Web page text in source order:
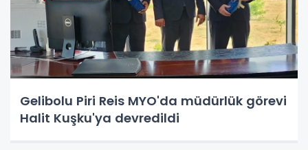
Gelibolu Piri Reis MYO'da müdürlük görevi
Halit Kuşku'ya devredildi